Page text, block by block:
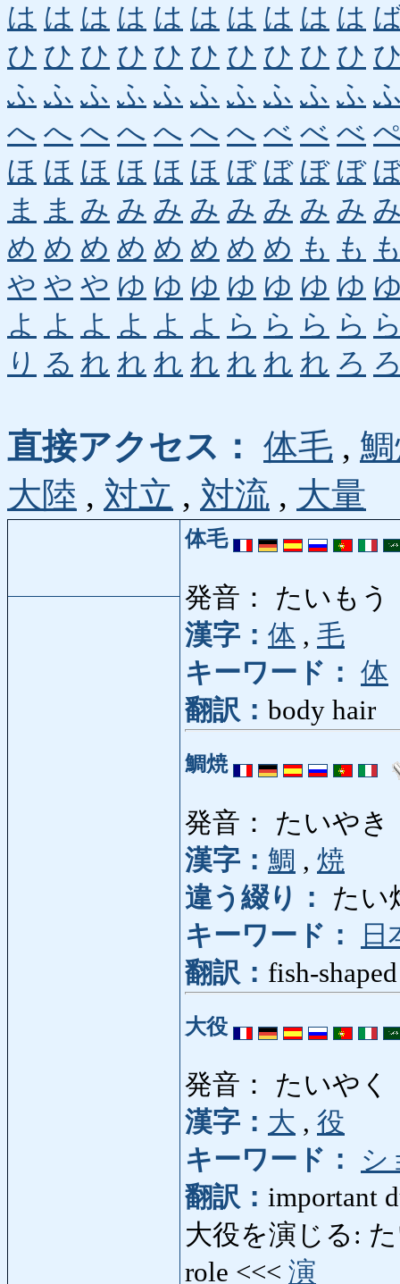
は は は は は は は は は は
ひ ひ ひ ひ ひ ひ ひ ひ ひ ひ
ふ ふ ふ ふ ふ ふ ふ ふ ふ ふ
へ へ へ へ へ へ へ べ べ べ
ほ ほ ほ ほ ほ ほ ぼ ぼ ぼ ぼ
ま
ま み み み み み み み み
め め め め め め め め も も
や や や ゆ ゆ ゆ ゆ ゆ ゆ ゆ
よ よ よ よ よ よ ら ら ら ら
り る れ れ れ れ れ れ れ ろ
直接アクセス： 体毛 ,
大陸 , 対立 , 対流 , 大量
体毛
発音： たいもう
漢字： 体 , 毛
キーワード： 体
翻訳： body hair
鯛焼
発音： たいやき
漢字： 鯛 , 焼
違う綴り：
たい
キーワード：
日
翻訳： fish-
大役
発音： たいやく
漢字： 大 , 役
キーワード：
シ
翻訳： important
大役を演じる:
role <<< 演